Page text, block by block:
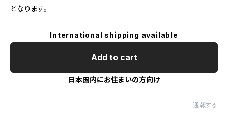
となります。
International shipping available
Add to cart
日本国内にお住まいの方向け
通報する